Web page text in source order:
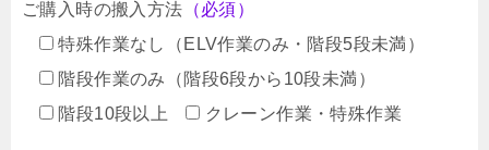
ご購入時の搬入方法 （必須）
特殊作業なし（ELV作業のみ・階段5段未満）
階段作業のみ（階段6段から10段未満）
階段10段以上
クレーン作業・特殊作業